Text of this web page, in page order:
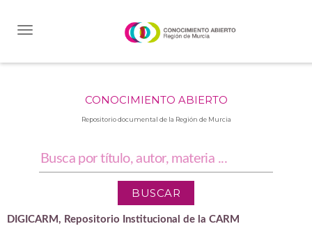
CONOCIMIENTO ABIERTO
Repositorio documental de la Región de Murcia
DIGICARM, Repositorio Institucional de la CARM